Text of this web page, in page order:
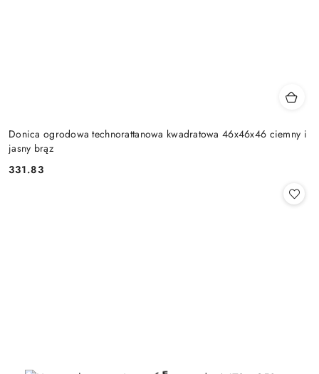
Donica ogrodowa technorattanowa kwadratowa 46x46x46 ciemny i
jasny brąz
Cena:
331.83